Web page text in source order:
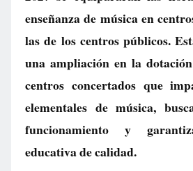
enseñanza de música en
las de los centros públicos.
una ampliación en la
centros concertados que
elementales de música,
funcionamiento y
educativa de calidad.